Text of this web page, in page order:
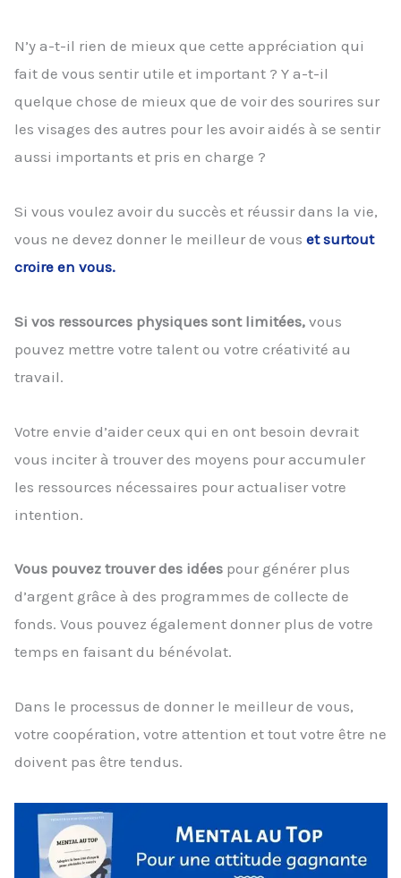
N’y a-t-il rien de mieux que cette appréciation qui
fait de vous sentir utile et important ? Y a-t-il
quelque chose de mieux que de voir des sourires sur
les visages des autres pour les avoir aidés à se sentir
aussi importants et pris en charge ?
Si vous voulez avoir du succès et réussir dans la vie,
vous ne devez donner le meilleur de vous et surtout
croire en vous.
Si vos ressources physiques sont limitées, vous
pouvez mettre votre talent ou votre créativité au
travail.
Votre envie d’aider ceux qui en ont besoin devrait
vous inciter à trouver des moyens pour accumuler
les ressources nécessaires pour actualiser votre
intention.
Vous pouvez trouver des idées pour générer plus
d’argent grâce à des programmes de collecte de
fonds. Vous pouvez également donner plus de votre
temps en faisant du bénévolat.
Dans le processus de donner le meilleur de vous,
votre coopération, votre attention et tout votre être ne
doivent pas être tendus.